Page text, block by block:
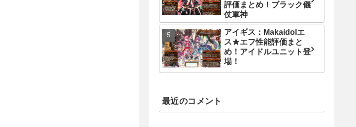
評価まとめ！ブラック儀
仗軍神
アイギス：Makaidolエ
ス★エフ性能評価まと
め！アイドルユニット登
場！
最近のコメント